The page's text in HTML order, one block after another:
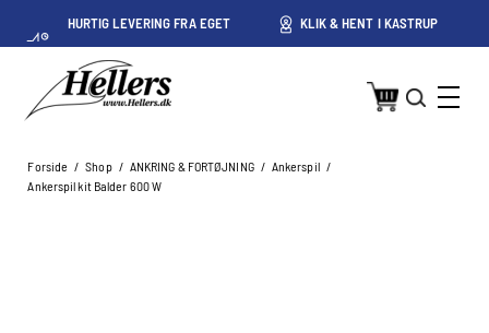
HURTIG LEVERING FRA EGET
LAGER I KASTRUP
KLIK & HENT I KASTRUP
Forside / Shop / ANKRING & FORTØJNING / Ankerspil /
Ankerspil kit Balder 600 W